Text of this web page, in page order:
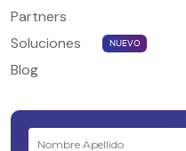
Partners
Soluciones
NUEVO
Blog